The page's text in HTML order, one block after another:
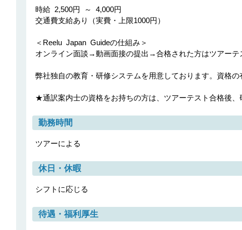
時給 2,500円 ～ 4,000円
交通費支給あり（実費・上限1000円）
＜Reelu Japan Guideの仕組み＞
オンライン面談→動画面接の提出→合格された方はツアー
弊社独自の教育・研修システムを用意しております。資格
★通訳案内士の資格をお持ちの方は、ツアーテスト合格後、
勤務時間
ツアーによる
休日・休暇
シフトに応じる
待遇・福利厚生